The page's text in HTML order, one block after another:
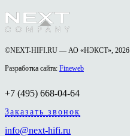
©NEXT-HIFI.RU — АО «НЭКСТ», 2026
Разработка сайта: Fineweb
+7 (495) 668-04-64
Заказать звонок
info@next-hifi.ru